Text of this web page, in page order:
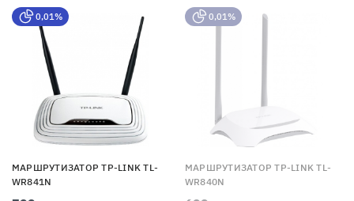
0,01%
МАРШРУТИЗАТОР TP-LINK TL-
WR841N
0,01%
МАРШРУТИЗАТОР TP-LINK TL-
WR840N